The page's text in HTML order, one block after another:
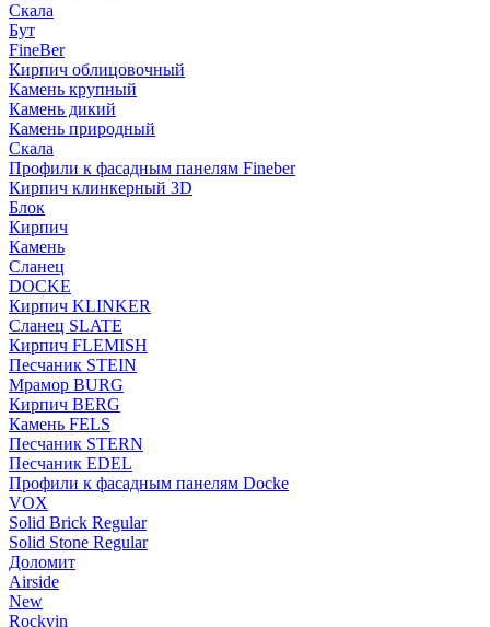
Скала
Бут
FineBer
Кирпич облицовочный
Камень крупный
Камень дикий
Камень природный
Скала
Профили к фасадным панелям Fineber
Кирпич клинкерный 3D
Блок
Кирпич
Камень
Сланец
DOCKE
Кирпич KLINKER
Сланец SLATE
Кирпич FLEMISH
Пес­ча­ник STEIN
Мрамор BURG
Кирпич BERG
Камень FELS
Пес­ча­ник STERN
Пес­ча­ник EDEL
Профили к фасадным панелям Docke
VOX
Solid Brick Regular
Solid Stone Regular
Доломит
Airside
New
Rockvin